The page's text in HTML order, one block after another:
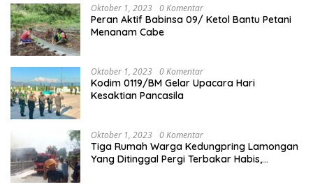
Oktober 1, 2023 0 Komentar
Peran Aktif Babinsa 09/ Ketol Bantu Petani
Menanam Cabe
Oktober 1, 2023 0 Komentar
Kodim 0119/BM Gelar Upacara Hari
Kesaktian Pancasila
Oktober 1, 2023 0 Komentar
Tiga Rumah Warga Kedungpring Lamongan
Yang Ditinggal Pergi Terbakar Habis,